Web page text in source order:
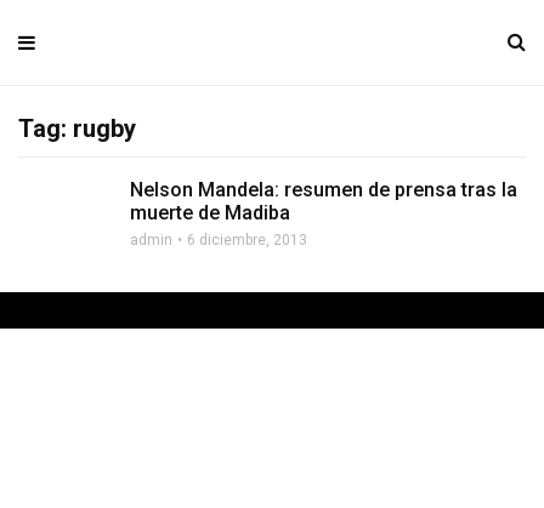
Tag: rugby
Nelson Mandela: resumen de prensa tras la
muerte de Madiba
admin 6 diciembre, 2013